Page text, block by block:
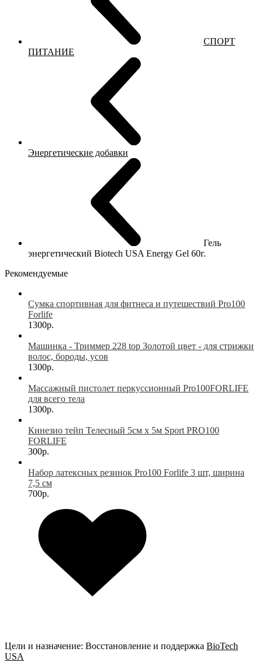
СПОРТ
ПИТАНИЕ
Энергетические добавки
Гель
энергетический Biotech USA Energy Gel 60г.
Рекомендуемые
Сумка спортивная для фитнеса и путешествий Pro100
Forlife
1300р.
Машинка - Триммер 228 top Золотой цвет - для стрижки
волос, бороды, усов
1300р.
Массажный пистолет перкуссионный Pro100FORLIFE
для всего тела
1300р.
Кинезио тейп Телесный 5см х 5м Sport PRO100
FORLIFE
300р.
Набор латексных резинок Pro100 Forlife 3 шт, ширина
7,5 см
700р.
Цели и назначение: Восстановление и поддержка BioTech
USA